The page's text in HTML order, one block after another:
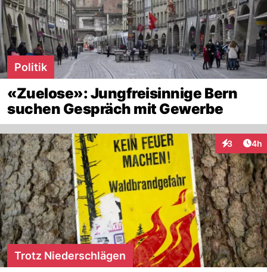
Politik
«Zuelose»: Jungfreisinnige Bern
suchen Gespräch mit Gewerbe
3 4h
Trotz Niederschlägen